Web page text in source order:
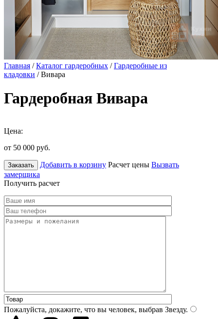
Главная /Каталог гардеробных /Гардеробные из
кладовки / Вивара
Гардеробная Вивара
Цена:
от 50 000 руб.
Заказать Добавить в корзину Расчет цены Вызвать
замерщика
Получить расчет
Пожалуйста, докажите, что вы человек, выбрав Звезду.